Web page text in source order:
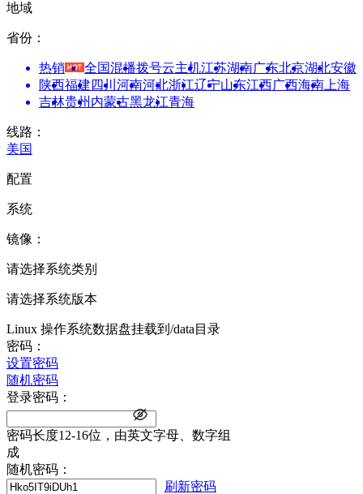
地域
省份：
热销 全国混播拨号云主机江苏湖南广东北京湖北安徽
陕西福建 四川 河南河北浙江辽宁山东江西广西海南 上海
吉林贵州 内蒙古黑龙江青海
线路：
美国
配置
系统
镜像：
请选择系统类别
请选择系统版本
Linux 操作系统数据盘挂载到/data目录
密码：
设置密码
随机密码
登录密码：
密码长度12-16位，由英文字母、数字组
成
随机密码：
刷新密码